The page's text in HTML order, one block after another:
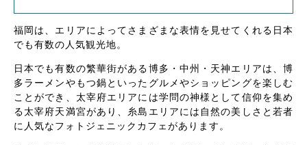
福岡は、エリアによってさまざまな表情を見せてくれる日本
でも有数の人気観光地。
日本でも有数の繁華街がある博多・中州・天神エリアは、博
多ラーメンやもつ鍋といったグルメやショッピングを楽しむ
ことができ、太宰府エリアには学問の神様として信仰を集め
る太宰府天満宮があり、糸島エリアには自然の美しさと若者
に人気なフォトジェニックカフェがあります。